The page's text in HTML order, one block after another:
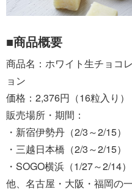
■商品概要
商品名：ホワイト生チョコ
ョン
価格：2,376円（16粒入り）
販売場所・期間：
・新宿伊勢丹（2/3～2/15）
・三越日本橋（2/3～2/15）
・SOGO横浜（1/27～2/14）
他、名古屋・大阪・福岡の